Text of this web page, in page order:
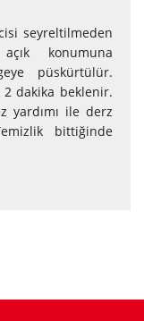
seyreltilmeden
konumuna
püskürtülür.
dakika beklenir.
yardımı ile derz
bittiğinde